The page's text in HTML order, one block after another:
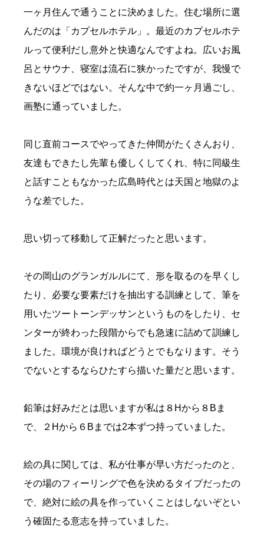
一ヶ月住んで通うことに決めました。住む場所に選
んだのは「カプセルホテル」。最近のカプセルホテ
ルって便利だし意外と快適なんですよね。広いお風
呂とサウナ、寝室は流石に狭かったですが、我慢で
きないほどではない。そんな中で約一ヶ月過ごし、
画塾に通っていました。
同じ直前コースでやってきた仲間がたくさんおり、
友達もできたし先輩も優しくしてくれ、特に同級生
と話すこともなかった広島時代とは天国と地獄のよ
うな差でした。
思い切って移動して正解だったと思います。
その岡山のグランガルルにて、形を取るのを早くし
たり、必要な要素だけを抽出する訓練として、筆を
用いたツートーンデッサンというものをしたり、セ
ンターが終わった段階からでも急速に詰めて訓練し
ました。環境が良ければどうとでもなります。そう
でないとするならひたすら描いた量だと思います。
鉛筆は好みだとは思いますが私は８Hから８Bま
で、２Hから６Bまでは2本ずつ持っていました。
絵の具に関しては、私が仕事が早い方だったのと、
その場のフィーリングで色を決めるタイプだったの
で、絶対に絵の具を作っていくことはしないぞとい
う確固たる意志を持っていました。